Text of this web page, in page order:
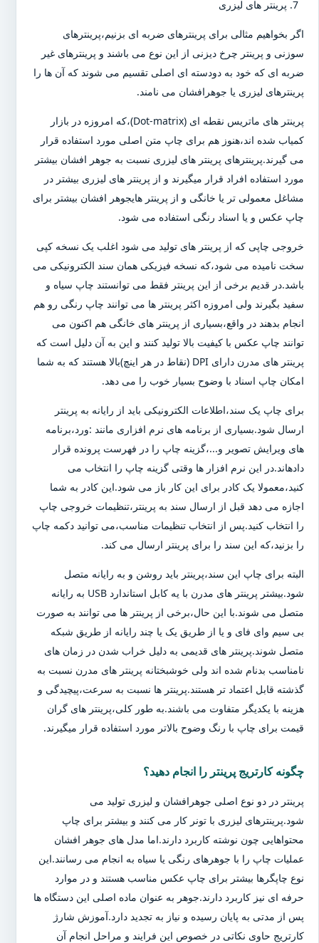
پرینتر های لیزری
اگر بخواهیم مثالی برای پرینترهای ضربه ای بزنیم،پرینترهای
سوزنی و پرینتر چرخ دیزنی از این نوع می باشند و پرینترهای غیر
ضربه ای که خود به دودسته ای اصلی تقسیم می شوند که آن ها را
پرینترهای لیزری یا جوهرافشان می نامند.
پرینتر های ماتریس نقطه ای (Dot-matrix)،که امروزه در بازار
کمیاب شده اند،هنوز هم برای چاپ متن اصلی مورد استفاده قرار
می گیرند.پرینترهای پرینتر های لیزری نسبت به جوهر افشان بیشتر
مورد استفاده افراد قرار میگیرند و از پرینتر های لیزری بیشتر در
مشاغل معمولی تر یا خانگی و از پرینتر هایجوهر افشان بیشتر برای
چاپ عکس و یا اسناد رنگی استفاده می شود.
خروجی چاپی که از پرینتر های تولید می شود اغلب یک نسخه کپی
سخت نامیده می شود،که نسخه فیزیکی همان سند الکترونیکی می
باشد.در قدیم برخی از این پرینتر فقط می توانستند چاپ سیاه و
سفید بگیرند ولی امروزه اکثر پرینتر ها می توانند چاپ رنگی رو هم
انجام بدهند در واقع،بسیاری از پرینتر های خانگی هم اکنون می
توانند چاپ عکس با کیفیت بالا تولید کنند و این به آن دلیل است که
پرینتر های مدرن دارای DPI (نقاط در هر اینچ)بالا هستند که به شما
امکان چاپ اسناد با وضوح بسیار خوب را می دهد.
برای چاپ یک سند،اطلاعات الکترونیکی باید از رایانه به پرینتر
ارسال شود.بسیاری از برنامه های نرم افزاری مانند :ورد،برنامه
های ویرایش تصویر و...،گزینه چاپ را در فهرست پرونده قرار
دادهاند.در این نرم افزار ها وقتی گزینه چاپ را انتخاب می
کنید،معمولا یک کادر برای این کار باز می شود.این کادر به شما
اجازه می دهد قبل از ارسال سند به پرینتر،تنظیمات خروجی چاپ
را انتخاب کنید.پس از انتخاب تنظیمات مناسب،می توانید دکمه چاپ
را بزنید،که این سند را برای پرینتر ارسال می کند.
البته برای چاپ این سند،پرینتر باید روشن و به رایانه متصل
شود.بیشتر پرینتر های مدرن با یه کابل استاندارد USB به رایانه
متصل می شوند.با این حال،برخی از پرینتر ها می توانند به صورت
بی سیم وای فای و یا از طریق یک یا چند رایانه از طریق شبکه
متصل شوند.پرینتر های قدیمی به دلیل خراب شدن در زمان های
نامناسب بدنام شده اند ولی خوشبختانه پرینتر های مدرن نسبت به
گذشته قابل اعتماد تر هستند.پرینتر ها نسبت به سرعت،پیچیدگی و
هزینه با یکدیگر متفاوت می باشند.به طور کلی،پرینتر های گران
قیمت برای چاپ با رنگ وضوح بالاتر مورد استفاده قرار میگیرند.
چگونه کارتریج پرینتر را انجام دهید؟
پرینتر در دو نوع اصلی جوهرافشان و لیزری تولید می
شود.پرینترهای لیزری با تونر کار می کنند و بیشتر برای چاپ
محتواهایی چون نوشته کاربرد دارند.اما مدل های جوهر افشان
عملیات چاپ را با جوهرهای رنگی یا سیاه به انجام می رسانند.این
نوع چاپگرها بیشتر برای چاپ عکس مناسب هستند و در موارد
حرفه ای نیز کاربرد دارند.جوهر به عنوان ماده اصلی این دستگاه ها
پس از مدتی به پایان رسیده و نیاز به تجدید دارد.آموزش شارژ
کارتریج حاوی نکاتی در خصوص این فرایند و مراحل انجام آن